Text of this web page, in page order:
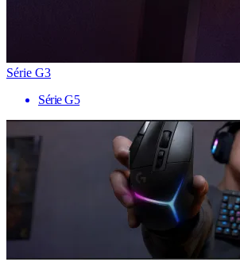
Série G3
Série G5